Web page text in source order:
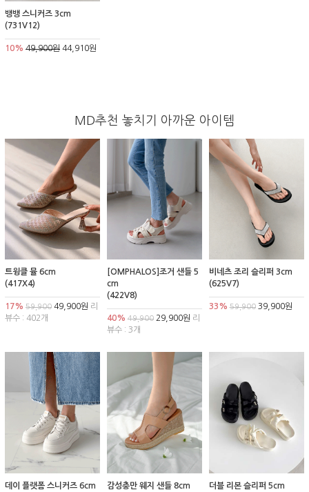
뱅뱅 스니커즈 3cm
(731V12)
10% 49,900원 44,910원
MD추천 놓치기 아까운 아이템
트윙클 뮬 6cm
(417X4)
17% 59,900 49,900원 리
뷰수 : 402개
[OMPHALOS]조거 샌들 5
cm
(422V8)
40% 49,90029,900원 리
뷰수 : 3개
비네츠 조리 슬리퍼 3cm
(625V7)
33% 59,90039,900원
데이 플랫폼 스니커즈 6cm
감성충만 웨지 샌들 8cm
더블 리본 슬리퍼 5cm